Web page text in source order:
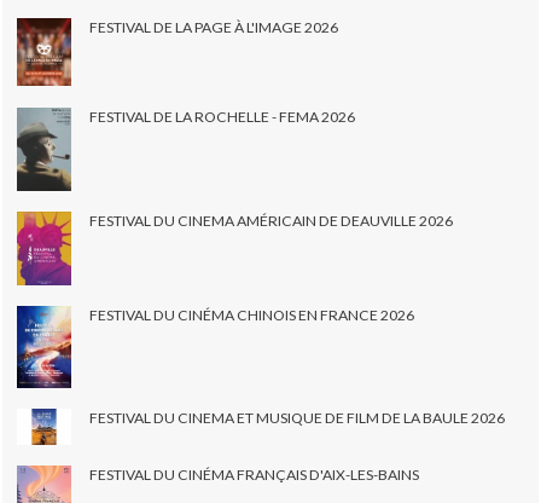
FESTIVAL DE LA PAGE À L'IMAGE 2026
FESTIVAL DE LA ROCHELLE - FEMA 2026
FESTIVAL DU CINEMA AMÉRICAIN DE DEAUVILLE 2026
FESTIVAL DU CINÉMA CHINOIS EN FRANCE 2026
FESTIVAL DU CINEMA ET MUSIQUE DE FILM DE LA BAULE 2026
FESTIVAL DU CINÉMA FRANÇAIS D'AIX-LES-BAINS